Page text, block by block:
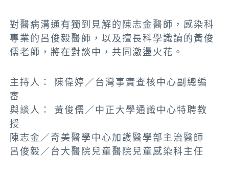
對醫病溝通有獨到見解的陳志金醫師，感染科
專業的呂俊毅醫師，以及擅長科學識讀的黃俊
儒老師，將在對談中，共同激盪火花。
主持人： 陳偉婷／台灣事實查核中心副總編
審
與談人： 黃俊儒／中正大學通識中心特聘教
授
陳志金／奇美醫學中心加護醫學部主治醫師
呂俊毅／台大醫院兒童醫院兒童感染科主任